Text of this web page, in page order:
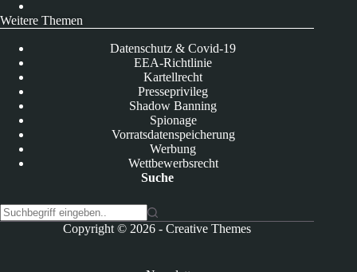
Weitere Themen
Datenschutz & Covid-19
EEA-Richtlinie
Kartellrecht
Presseprivileg
Shadow Banning
Spionage
Vorratsdatenspeicherung
Werbung
Wettbewerbsrecht
Suche
Copyright © 2026 -Creative Themes